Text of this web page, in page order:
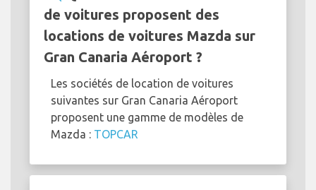
de voitures proposent des
locations de voitures Mazda sur
Gran Canaria Aéroport ?
Les sociétés de location de voitures
suivantes sur Gran Canaria Aéroport
proposent une gamme de modèles de
Mazda : TOPCAR